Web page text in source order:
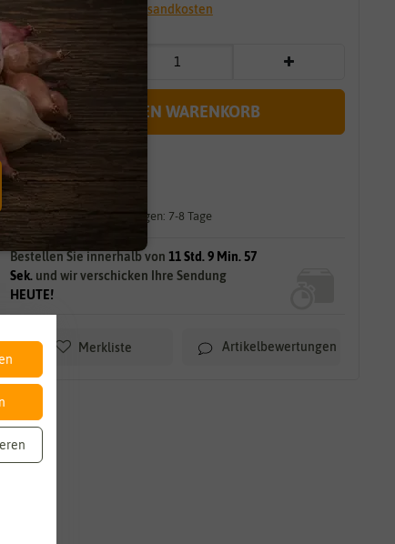
* inkl. 7% MwSt. zzgl. Versandkosten
IN DEN WARENKORB
sofort lieferbar
gilt für 21
Lieferzeit für größere Mengen: 7-8 Tage
Bestellen Sie innerhalb von 11 Std. 9 Min. 55
Sek.und wir verschicken Ihre Sendung
HEUTE!
Merkliste Artikelbewertungen